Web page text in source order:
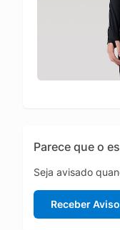
Parece que o
Seja avisado
Receber Aviso